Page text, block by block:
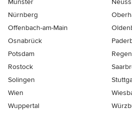
Münster
Neuss
Nürnberg
Offenbach-am-Main
Osnabrück
Potsdam
Rostock
Solingen
Wien
Wuppertal